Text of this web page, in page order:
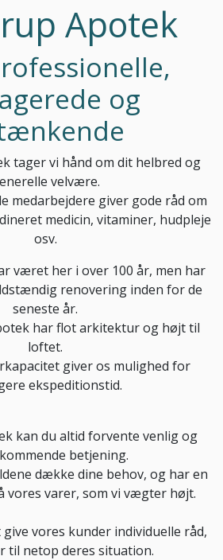
Apotek
og
tager vi hånd om dit helbred og
velvære.
medarbejdere giver gode råd om
medicin, vitaminer, hudpleje
osv.
været her i over 100 år, men har
renovering inden for de
seneste år.
har flot arkitektur og højt til
loftet.
giver os mulighed for
ekspeditionstid.
kan du altid forvente venlig og
betjening.
dække dine behov, og har en
vores varer, som vi vægter højt.
vores kunder individuelle råd,
til netop deres situation.